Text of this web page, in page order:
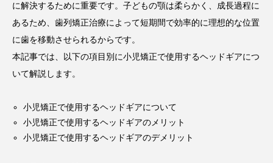
マウスピース矯正
に解決するために重要です。子どもの顎は柔らかく、成長過程に
あるため、歯列矯正治療によって短期間で効率的に理想的な位置
に歯を移動させられるからです。
本記事では、以下の項目別に小児矯正で使用するヘッドギアにつ
いて解説します。
小児矯正で使用するヘッドギアについて
小児矯正で使用するヘッドギアのメリット
小児矯正で使用するヘッドギアのデメリット